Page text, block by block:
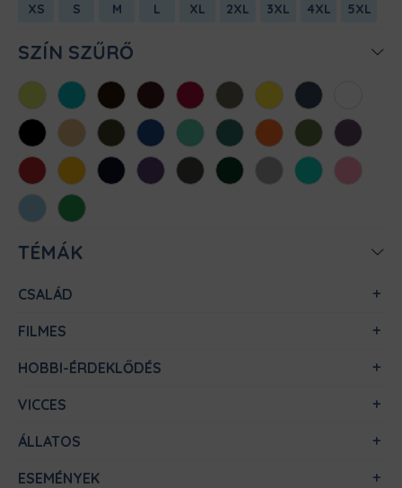
XS S M L XL 2XL 3XL 4XL 5XL
SZÍN SZŰRŐ
AlmazöldAtollkékBarnaBordóChili Cink Citromsárga
Denim
FeketeHomokKhaki KirálykékMentaMéregzöld
NarancsOliva Padlizsán
Piros SárgaSötétkékSötétlilaSötétszürke
SötétzöldSportszürke
Türkiz
Világos
rózsaszín
Világoskék
Zöld
TÉMÁK
CSALÁD
FILMES
HOBBI-ÉRDEKLŐDÉS
VICCES
ÁLLATOS
ESEMÉNYEK